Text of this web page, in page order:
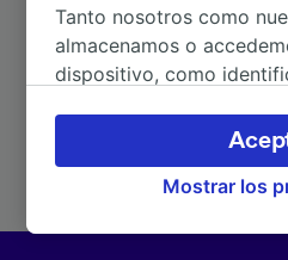
Tanto nosotros como
almacenamos o
dispositivo, como
Puedes aceptar o
haciendo clic abajo,
oposición en función de
Mostrar los